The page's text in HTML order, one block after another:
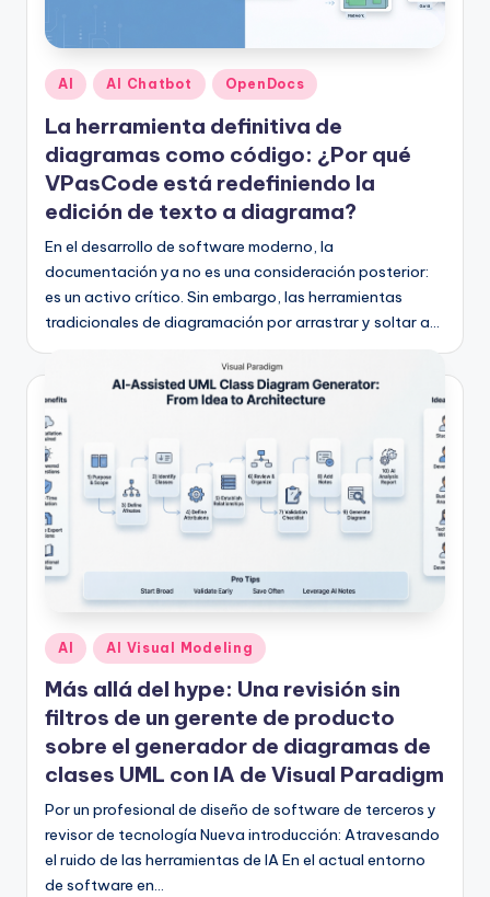
-
A
n
si
g
h
t
s
&
S
o
f
t
w
r
e
n
d
u
s
Publicado
en
AI AI Chatbot OpenDocs
La herramienta definitiva de
diagramas como código: ¿Por qué
VPasCode está redefiniendo la
edición de texto a diagrama?
En el desarrollo de software moderno, la
documentación ya no es una consideración posterior:
es un activo crítico. Sin embargo, las herramientas
tradicionales de diagramación por arrastrar y soltar a…
Publicado
en
AI AI Visual Modeling
Más allá del hype: Una revisión sin
filtros de un gerente de producto
sobre el generador de diagramas de
clases UML con IA de Visual Paradigm
Por un profesional de diseño de software de terceros y
revisor de tecnología Nueva introducción: Atravesando
el ruido de las herramientas de IA En el actual entorno
de software en…